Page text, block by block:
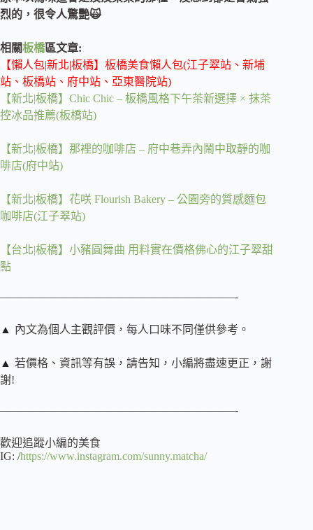
烈的，很令人驚艷🙀
相關板橋區文章:
【懶人包|新北|板橋】板橋美食懶人包(江子翠站、新埔
站、板橋站、府中站、亞東醫院站)
【新北|板橋】Chic Chic – 板橋風格下午茶新選擇 × 抹茶
控冰品推薦(板橋站)
【新北|板橋】那裡的咖啡店 – 府中巷弄內鬧中取靜的咖
啡店(府中站)
【新北|板橋】花咲 Flourish Bakery – 公園旁的質感麵包
咖啡店(江子翠站)
【台北|板橋】小豬圓舞曲 用料實在價格佛心的江子翠甜
點
—————————————————————-
▲ 內文為個人主觀評價，每人口味不同僅供參考。
▲ 若價格、資訊等有誤，請告知，小編將盡速更正，謝
謝!
—————————————————————-
歡迎追蹤小編的美食
IG: /https://www.instagram.com/sunny.matcha/